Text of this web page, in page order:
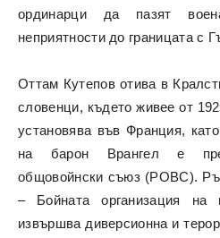
ординарци да пазят
неприятности до границата с
Оттам Кутепов отива в
словенци, където живее от
установява във Франция,
на барон Врангел е
общовойнски съюз (РОВС).
– Бойната организация на
извършва диверсионна и